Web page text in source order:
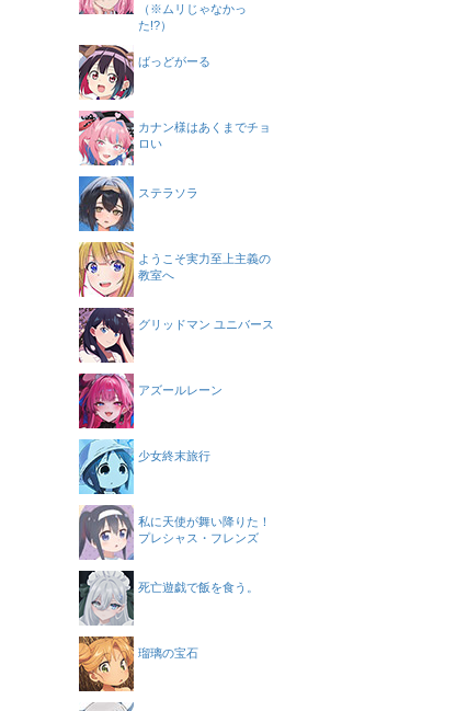
（※ムリじゃなかっ
た!?）
ばっどがーる
カナン様はあくまでチョ
ロい
ステラソラ
ようこそ実力至上主義の
教室へ
グリッドマン ユニバース
アズールレーン
少女終末旅行
私に天使が舞い降りた！
プレシャス・フレンズ
死亡遊戯で飯を食う。
瑠璃の宝石